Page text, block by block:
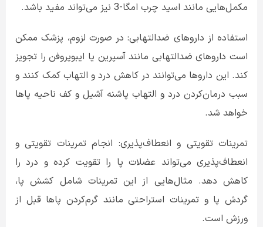
مکمل‌هایی مانند اسید چرب امگا-3 نیز می‌تواند مفید باشد.
استفاده از داروهای ضدالتهابی: در صورت لزوم، پزشک ممکن
است داروهای ضدالتهابی مانند آسپرین یا ایبوپروفن را تجویز
کند. این داروها می‌توانند در کاهش درد و التهاب کمک کنند و
سبب درمان‌کردن درد و التهاب پاشنه آشیل و کف ناحیه پاها
خواهد شد.
تمرینات تقویتی و انعطاف‌پذیری: انجام تمرینات تقویتی و
انعطاف‌پذیری می‌تواند عضلات پا را تقویت کرده و درد را
کاهش دهد. مثال‌هایی از این تمرینات شامل کشش پا،
گردش پا و تمرینات استراحتی مانند گرم‌کردن پاها قبل از
ورزش است.